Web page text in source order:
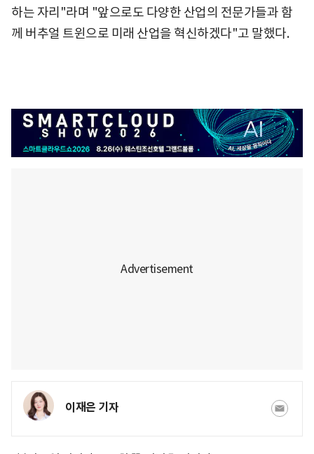
하는 자리"라며 "앞으로도 다양한 산업의 전문가들과 함
께 버추얼 트윈으로 미래 산업을 혁신하겠다"고 말했다.
이재은 기자